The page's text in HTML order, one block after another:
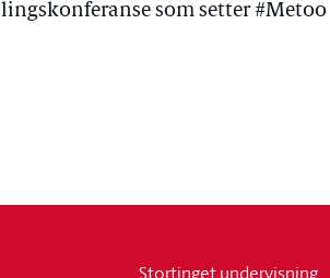
som setter #Metoo
Stortinget undervisning